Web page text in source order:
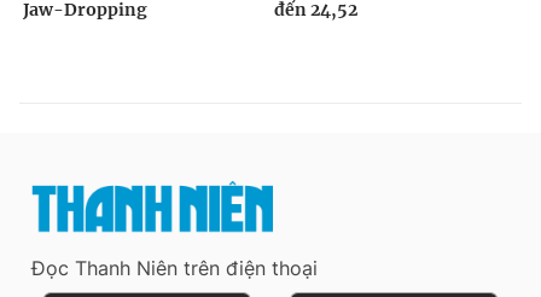
Đọc Thanh Niên trên điện thoại